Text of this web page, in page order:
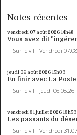
Notes récentes
vendredi 07 août 202614h48
Vous avez dit
Sur le vif - Vendredi
jeudi 06 août 202615h39
En finir avec La Poste
Sur le vif - Jeudi 06.08.26
vendredi 31 juillet 202613h59
Les passants du
Sur le vif - Vendredi